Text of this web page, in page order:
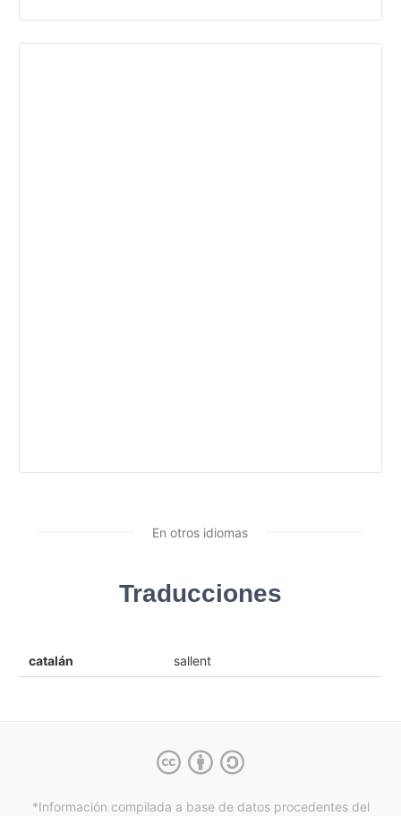
En otros idiomas
Traducciones
catalán sallent
*Información compilada a base de datos procedentes del